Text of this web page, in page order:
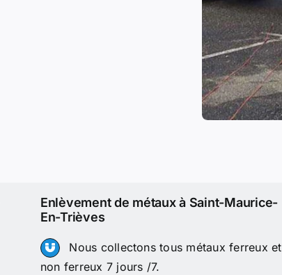
Enlèvement de métaux à Saint-Maurice-
En-Trièves
Nous collectons tous métaux ferreux et
non ferreux 7 jours /7.